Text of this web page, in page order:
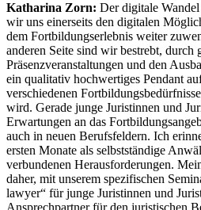
Katharina Zorn: Der digitale Wandel
wir uns einerseits den digitalen
dem Fortbildungserlebnis weiter
anderen Seite sind wir bestrebt, durch
Präsenzveranstaltungen und den
ein qualitativ hochwertiges Pendant
verschiedenen
wird. Gerade junge Juristinnen und
Erwartungen an das
auch in neuen Berufsfeldern. Ich
ersten Monate als selbstständige
verbundenen Herausforderungen.
daher, mit unserem spezifischen
lawyer“ für junge Juristinnen und
Ansprechpartner für den juristischen